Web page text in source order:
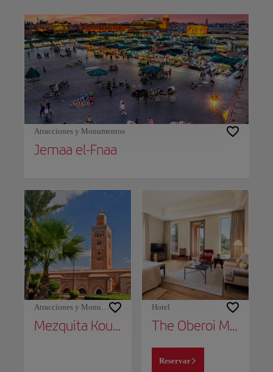
Atracciones y Monumentos
Jemaa el-Fnaa
Atracciones y Monumentos
Mezquita Koutoubia
Hotel
The Oberoi Marrakech
Reservar